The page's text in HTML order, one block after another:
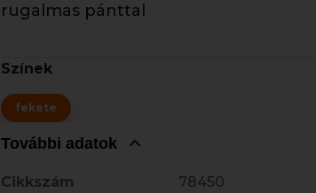
rugalmas pánttal
Színek
fekete
További adatok
Cikkszám
78450